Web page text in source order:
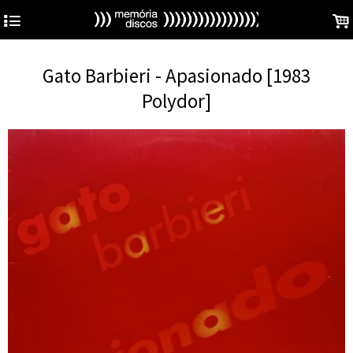
4 .
Gato Barbieri - Apasionado [1983
Polydor]